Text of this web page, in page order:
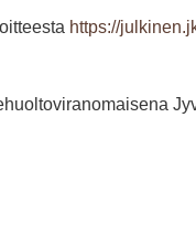
https://